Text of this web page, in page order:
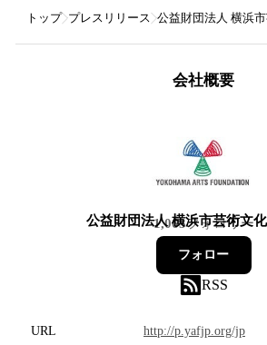
トップ プレスリリース 公益財団法人 横浜
会社概要
公益財団法人 横浜市芸術文
1,063フォロワー
フォロー
RSS
URL
http://p.yafjp.org/jp